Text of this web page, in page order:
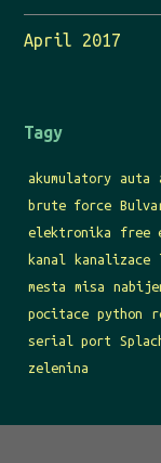
April 2017
Tagy
akumulatory auta
brute force
elektronika
free
kanal
kanalizace
mesta
misa
pocitace python
serial port
zelenina